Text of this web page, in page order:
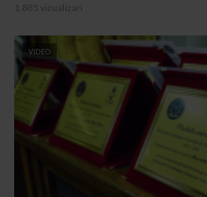
1.885 vizualizari
VIDEO